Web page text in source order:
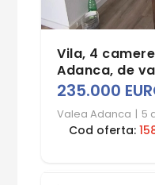
Vila, 4
Adanca, de
235.000
Valea Adanca | 5
Cod oferta: